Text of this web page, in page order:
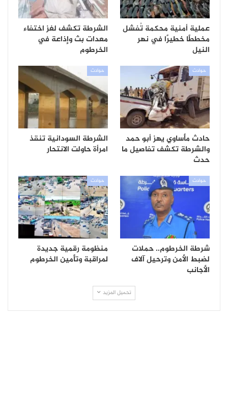
عملية أمنية محكمة تُفشل
مخططًا خطيرًا في نهر
النيل
الشرطة تكشف لغز اختفاء
معدات بث وإذاعة في
الخرطوم
حوادث
حادث مأساوي يهز أبو حمد
والشرطة تكشف تفاصيل ما
حدث
حوادث
الشرطة السودانية تنقذ
امرأة حاولت الانتحار
حوادث
شرطة الخرطوم.. حملات
لضبط الأمن وترحيل آلاف
الأجانب
حوادث
منظومة رقمية جديدة
لمراقبة وتأمين الخرطوم
تحميل المزيد